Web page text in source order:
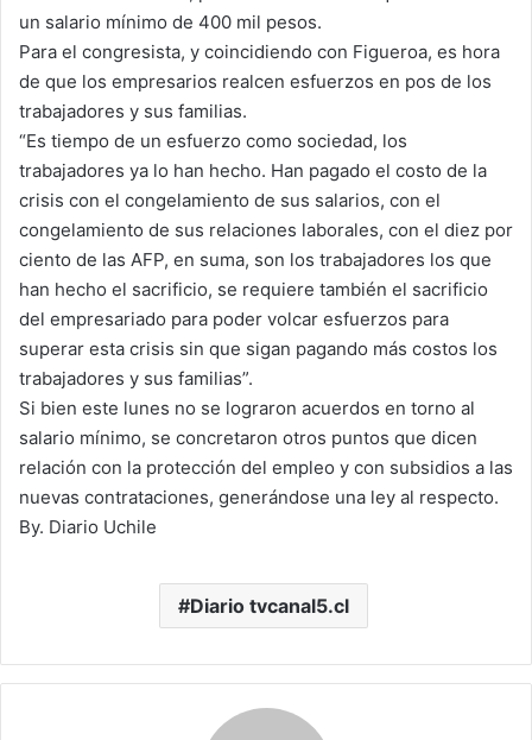
un salario mínimo de 400 mil pesos.
Para el congresista, y coincidiendo con Figueroa, es hora
de que los empresarios realcen esfuerzos en pos de los
trabajadores y sus familias.
“Es tiempo de un esfuerzo como sociedad, los
trabajadores ya lo han hecho. Han pagado el costo de la
crisis con el congelamiento de sus salarios, con el
congelamiento de sus relaciones laborales, con el diez por
ciento de las AFP, en suma, son los trabajadores los que
han hecho el sacrificio, se requiere también el sacrificio
del empresariado para poder volcar esfuerzos para
superar esta crisis sin que sigan pagando más costos los
trabajadores y sus familias”.
Si bien este lunes no se lograron acuerdos en torno al
salario mínimo, se concretaron otros puntos que dicen
relación con la protección del empleo y con subsidios a las
nuevas contrataciones, generándose una ley al respecto.
By. Diario Uchile
Diario tvcanal5.cl